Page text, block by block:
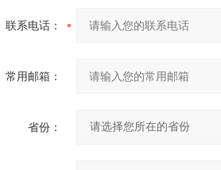
联系电话：
常用邮箱：
省份：